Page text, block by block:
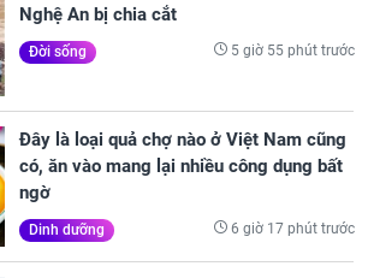
Nghệ An bị chia cắt
Đời sống 5 giờ 55 phút trước
Đây là loại quả chợ nào ở Việt Nam cũng
có, ăn vào mang lại nhiều công dụng bất
ngờ
Dinh dưỡng 6 giờ 17 phút trước